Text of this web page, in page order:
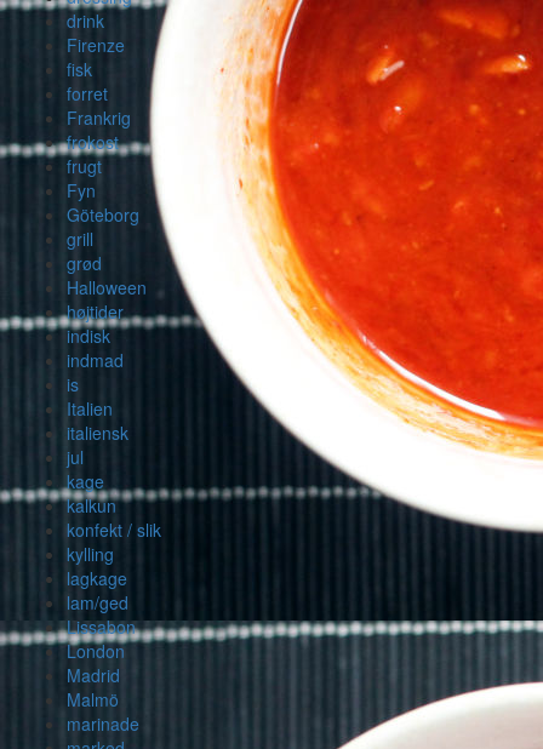
drink
Firenze
fisk
forret
Frankrig
frokost
frugt
Fyn
Göteborg
grill
grød
Halloween
højtider
indisk
indmad
is
Italien
italiensk
jul
kage
kalkun
konfekt / slik
kylling
lagkage
lam/ged
Lissabon
London
Madrid
Malmö
marinade